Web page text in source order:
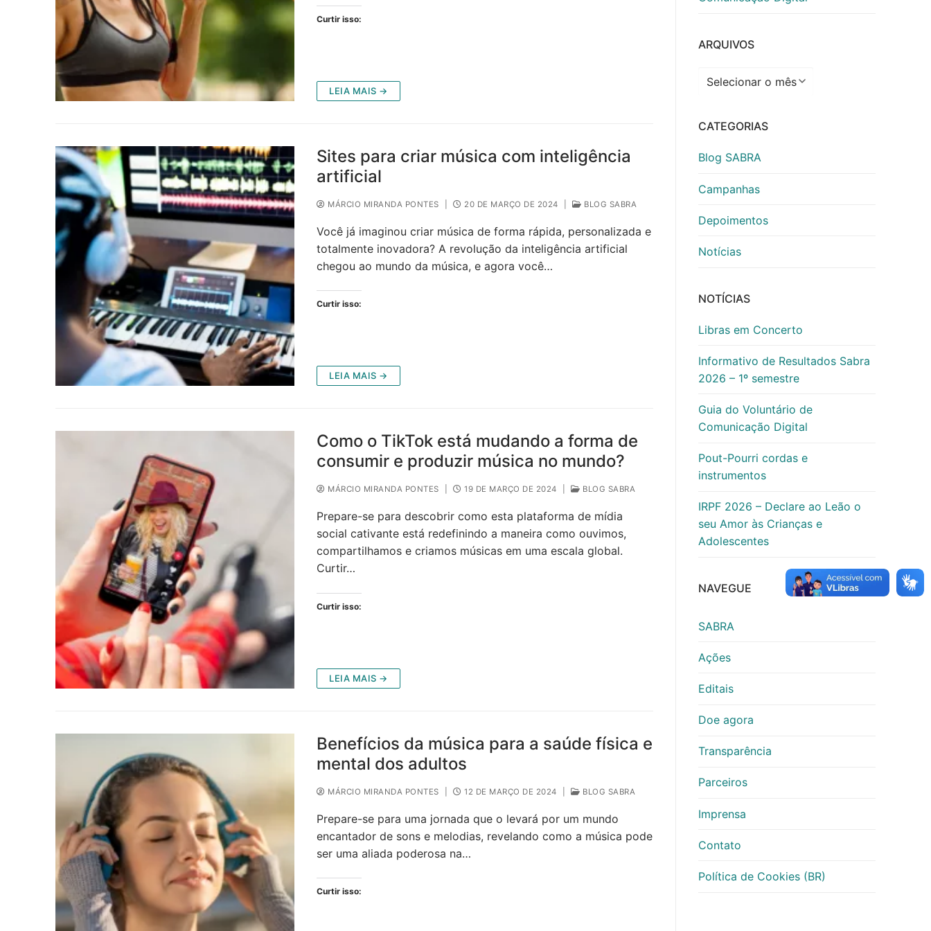
Curtir isso:
LEIA MAIS →
Sites para criar música com inteligência
artificial
MÁRCIO MIRANDA PONTES 20 DE MARÇO DE 2024 BLOG SABRA
Você já imaginou criar música de forma rápida, personalizada e
totalmente inovadora? A revolução da inteligência artificial
chegou ao mundo da música, e agora você…
Curtir isso:
LEIA MAIS →
Como o TikTok está mudando a forma de
consumir e produzir música no mundo?
MÁRCIO MIRANDA PONTES 19 DE MARÇO DE 2024 BLOG SABRA
Prepare-se para descobrir como esta plataforma de mídia
social cativante está redefinindo a maneira como ouvimos,
compartilhamos e criamos músicas em uma escala global.
Curtir…
Curtir isso:
LEIA MAIS →
Benefícios da música para a saúde física e
mental dos adultos
MÁRCIO MIRANDA PONTES 12 DE MARÇO DE 2024 BLOG SABRA
Prepare-se para uma jornada que o levará por um mundo
encantador de sons e melodias, revelando como a música pode
ser uma aliada poderosa na…
Curtir isso:
ARQUIVOS
Arquivos
CATEGORIAS
Blog SABRA
Campanhas
Depoimentos
Notícias
NOTÍCIAS
Libras em Concerto
Informativo de Resultados Sabra
2026 – 1º semestre
Guia do Voluntário de
Comunicação Digital
Pout-Pourri cordas e
instrumentos
IRPF 2026 – Declare ao Leão o
seu Amor às Crianças e
Adolescentes
NAVEGUE
SABRA
Ações
Editais
Doe agora
Transparência
Parceiros
Imprensa
Contato
Política de Cookies (BR)